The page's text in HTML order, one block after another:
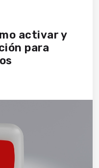
activar y
para